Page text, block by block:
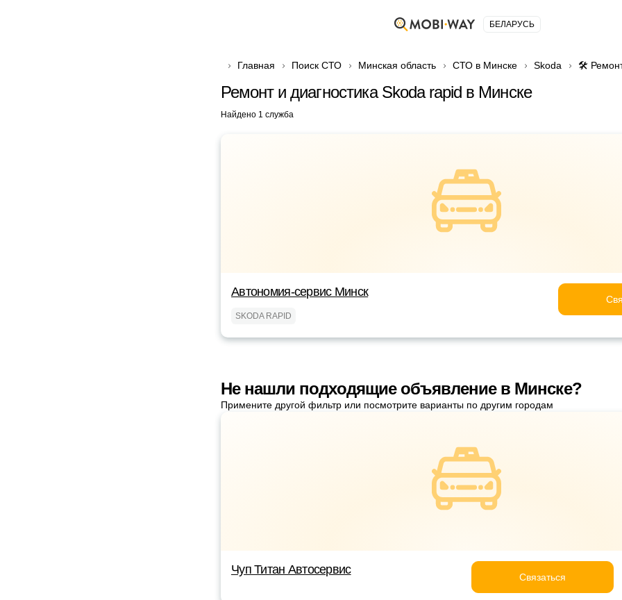
БЕЛАРУСЬ
Главная Поиск СТО Минская область СТО в Минске Skoda 🛠️
Ремонт и диагностика Skoda rapid в Минске
Найдено 1 служба
Автономия-сервис Минск
SKODA RAPID
Не нашли подходящие объявление в Минске?
Примените другой фильтр или посмотрите варианты по другим городам
Чуп Титан Автосервис
Связаться